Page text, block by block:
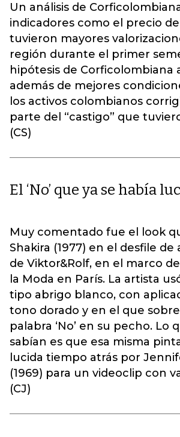
Un análisis de
indicadores como el precio
tuvieron mayores
región durante el primer
hipótesis de Corficolombiana
además de mejores
los activos colombianos
parte del “castigo” que
(CS)
El ‘No’ que ya se había
Muy comentado fue el look
Shakira (1977) en el desfile de
de Viktor&Rolf, en el marco
la Moda en París. La artista
tipo abrigo blanco, con
tono dorado y en el que
palabra ‘No’ en su pecho. Lo
sabían es que esa misma
lucida tiempo atrás por
(1969) para un videoclip con
(CJ)